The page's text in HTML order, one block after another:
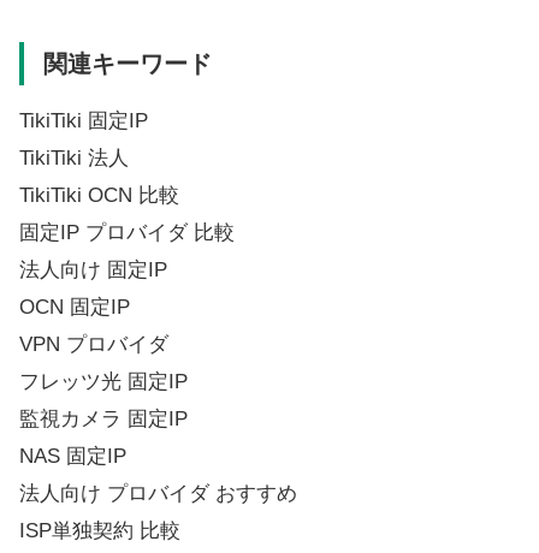
関連キーワード
TikiTiki 固定IP
TikiTiki 法人
TikiTiki OCN 比較
固定IP プロバイダ 比較
法人向け 固定IP
OCN 固定IP
VPN プロバイダ
フレッツ光 固定IP
監視カメラ 固定IP
NAS 固定IP
法人向け プロバイダ おすすめ
ISP単独契約 比較